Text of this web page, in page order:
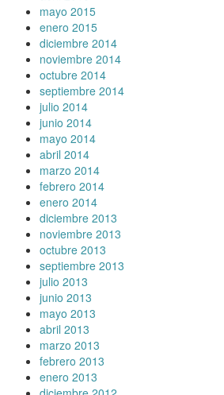
mayo 2015
enero 2015
diciembre 2014
noviembre 2014
octubre 2014
septiembre 2014
julio 2014
junio 2014
mayo 2014
abril 2014
marzo 2014
febrero 2014
enero 2014
diciembre 2013
noviembre 2013
octubre 2013
septiembre 2013
julio 2013
junio 2013
mayo 2013
abril 2013
marzo 2013
febrero 2013
enero 2013